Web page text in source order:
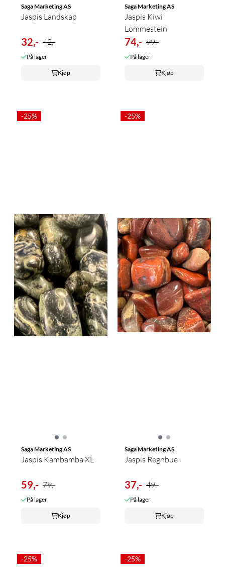
Saga Marketing AS
Jaspis Landskap
32,- 42,-
På lager
Kjøp
Saga Marketing AS
Jaspis Kiwi
Lommestein
74,- 99,-
På lager
Kjøp
-25%
Saga Marketing AS
Jaspis Kambamba XL
59,- 79,-
På lager
Kjøp
-25%
Saga Marketing AS
Jaspis Regnbue
37,- 49,-
På lager
Kjøp
-25% -25%